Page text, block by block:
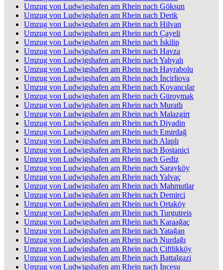
Umzug von Ludwigshafen am Rhein nach Göksun
Umzug von Ludwigshafen am Rhein nach Derik
Umzug von Ludwigshafen am Rhein nach Hilvan
Umzug von Ludwigshafen am Rhein nach Çayeli
Umzug von Ludwigshafen am Rhein nach İskilip
Umzug von Ludwigshafen am Rhein nach Havza
Umzug von Ludwigshafen am Rhein nach Yahyalı
Umzug von Ludwigshafen am Rhein nach Hayrabolu
Umzug von Ludwigshafen am Rhein nach İncirliova
Umzug von Ludwigshafen am Rhein nach Kovancılar
Umzug von Ludwigshafen am Rhein nach Güroymak
Umzug von Ludwigshafen am Rhein nach Muratlı
Umzug von Ludwigshafen am Rhein nach Malazgirt
Umzug von Ludwigshafen am Rhein nach Diyadin
Umzug von Ludwigshafen am Rhein nach Emirdağ
Umzug von Ludwigshafen am Rhein nach Alaplı
Umzug von Ludwigshafen am Rhein nach Bostaniçi
Umzug von Ludwigshafen am Rhein nach Gediz
Umzug von Ludwigshafen am Rhein nach Sarayköy
Umzug von Ludwigshafen am Rhein nach Yalvaç
Umzug von Ludwigshafen am Rhein nach Mahmutlar
Umzug von Ludwigshafen am Rhein nach Demirci
Umzug von Ludwigshafen am Rhein nach Ortaköy
Umzug von Ludwigshafen am Rhein nach Turgutreis
Umzug von Ludwigshafen am Rhein nach Karaağaç
Umzug von Ludwigshafen am Rhein nach Yatağan
Umzug von Ludwigshafen am Rhein nach Nurdağı
Umzug von Ludwigshafen am Rhein nach Çiftlikköy
Umzug von Ludwigshafen am Rhein nach Battalgazi
Umzug von Ludwigshafen am Rhein nach İncesu